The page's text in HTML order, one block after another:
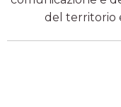
del territorio